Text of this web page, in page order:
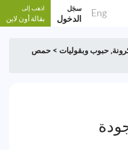
Eng سجَل
الدخول
اذهب إلى
بقالة أون لاين
, حبوب وبقوليات > حمص